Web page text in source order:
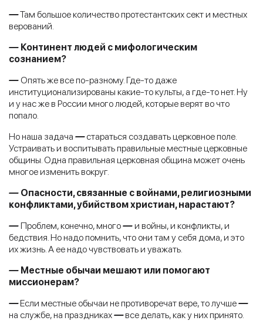
—Там большое количество протестантских сект и местных
верований.
— Континент людей с мифологическим
сознанием?
— Опять же все по-разному. Где-то даже
институционализированы какие-то культы, а где-то нет. Ну
и у нас же в России много людей, которые верят во что
попало.
Но наша задача —стараться создавать церковное поле.
Устраивать и воспитывать правильные местные церковные
общины. Одна правильная церковная община может очень
многое изменить вокруг.
— Опасности, связанные с войнами, религиозными
конфликтами, убийством христиан, нарастают?
—Проблем, конечно, много—и войны, и конфликты, и
бедствия. Но надо помнить, что они там у себя дома, и это
их жизнь. А ее надо чувствовать и уважать.
— Местные обычаи мешают или помогают
миссионерам?
—Если местные обычаи не противоречат вере, то лучше—
на службе, на праздниках—все делать, как у них принято.